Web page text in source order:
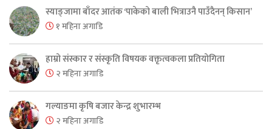
स्याङ्जामा बाँदर आतंक ‘पाकेको बाली भित्राउनै पाउँदैनन् किसान’
१ महिना अगाडि
हाम्रो संस्कार र संस्कृति विषयक वक्तृत्वकला प्रतियोगिता
२ महिना अगाडि
गल्याङमा कृषि बजार केन्द्र शुभारम्भ
२ महिना अगाडि